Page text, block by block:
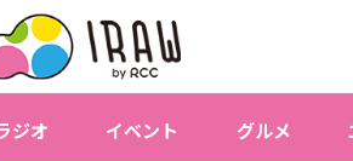
ジオ イベント グルメ